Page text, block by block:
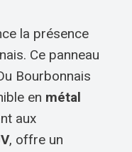
la présence
Ce panneau
Bourbonnais
en métal
aux
, offre un